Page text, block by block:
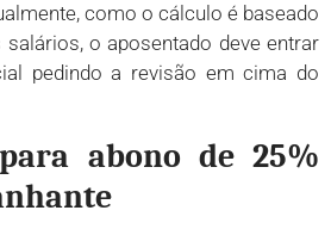
como o cálculo é baseado
o aposentado deve entrar
pedindo a revisão em cima do
abono de 25%